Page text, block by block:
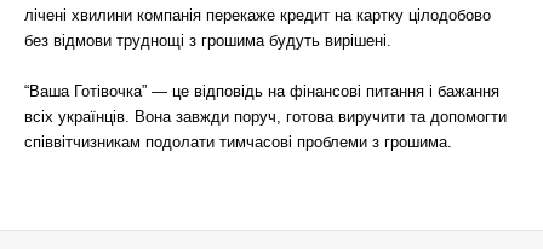
лічені хвилини компанія перекаже кредит на картку цілодобово
без відмови труднощі з грошима будуть вирішені.
“Ваша Готівочка” — це відповідь на фінансові питання і бажання
всіх українців. Вона завжди поруч, готова виручити та допомогти
співвітчизникам подолати тимчасові проблеми з грошима.